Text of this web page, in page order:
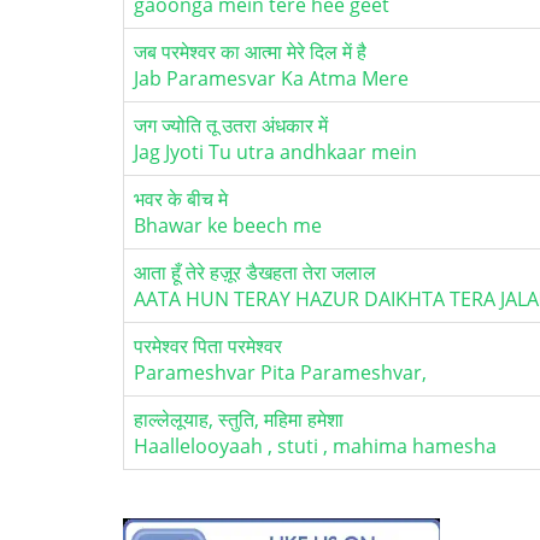
जब परमेश्वर का आत्मा मेरे दिल में है
Jab Paramesvar Ka Atma Mere
जग ज्योति तू उतरा अंधकार में
Jag Jyoti Tu utra andhkaar mein
भवर के बीच मे
Bhawar ke beech me
आता हूँ तेरे हज़ूर डैखहता तेरा जलाल
AATA HUN TERAY HAZUR DAIKHTA TERA
परमेश्वर पिता परमेश्वर
Parameshvar Pita Parameshvar,
हाल्लेलूयाह, स्तुति, महिमा हमेशा
Haallelooyaah , stuti , mahima hamesha